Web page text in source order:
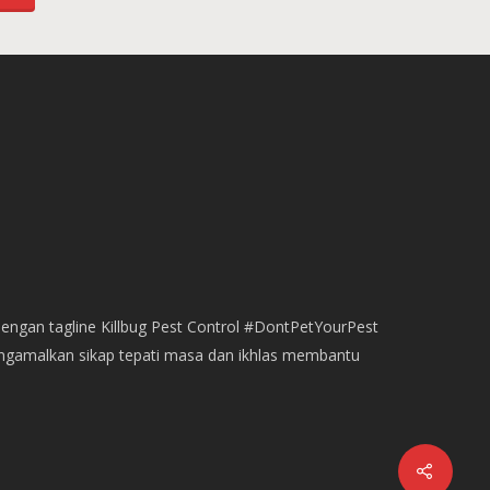
tagline Killbug Pest Control #DontPetYourPest
sikap tepati masa dan ikhlas membantu